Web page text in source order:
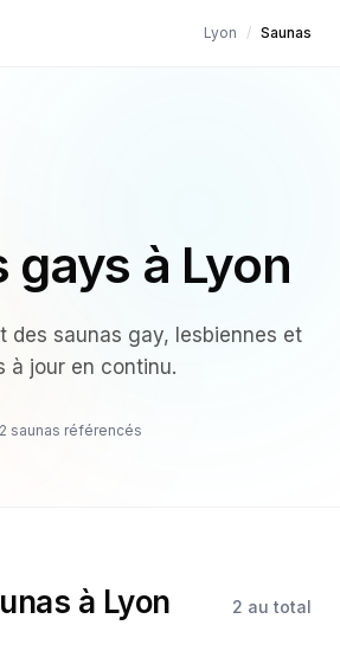
Lyon / Saunas
gays à Lyon
des saunas gay, lesbiennes et
à jour en continu.
2 saunas référencés
à Lyon 2 au total